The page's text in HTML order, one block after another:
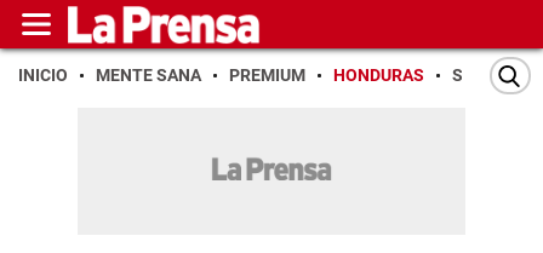
INICIO MENTE SANA PREMIUM HONDURAS SAN PEDRO